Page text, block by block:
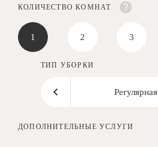
КОЛИЧЕСТВО КОМНАТ
1 2 3
ТИП УБОРКИ
Регулярная
ДОПОЛНИТЕЛЬНЫЕ УСЛУГИ